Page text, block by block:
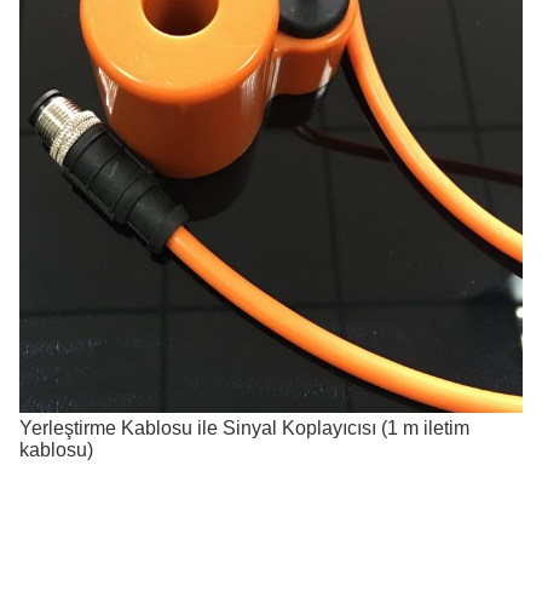
Yerleştirme Kablosu ile Sinyal Koplayıcısı (1 m iletim
kablosu)